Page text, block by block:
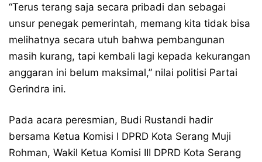
“Terus terang saja secara pribadi dan sebagai
unsur penegak pemerintah, memang kita tidak bisa
melihatnya secara utuh bahwa pembangunan
masih kurang, tapi kembali lagi kepada kekurangan
anggaran ini belum maksimal,” nilai politisi Partai
Gerindra ini.
Pada acara peresmian, Budi Rustandi hadir
bersama Ketua Komisi I DPRD Kota Serang Muji
Rohman, Wakil Ketua Komisi III DPRD Kota Serang